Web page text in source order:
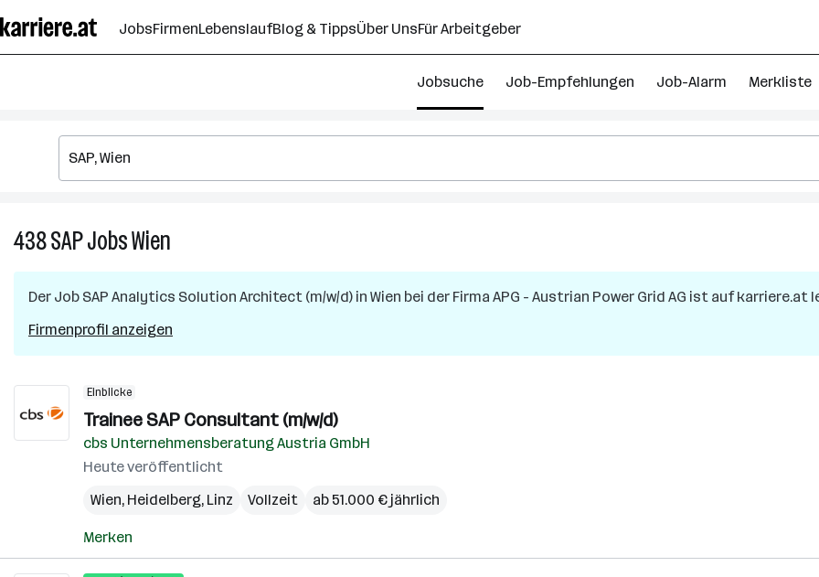
Seiteninhalt
springen
JobsFirmenLebenslaufBlog & TippsÜber UnsFür Arbeitgeber
Jobsuche Job-Empfehlungen Job-Alarm Merkliste
438SAPJobsWien
in
Wien
Der Job SAP Analytics Solution Architect (m/w/d) in Wien bei der Firma APG - Austrian Power Grid AG ist auf karriere.at
Firmenprofil anzeigen
Einblicke
Trainee SAP Consultant (m/w/d)
cbs Unternehmensberatung Austria GmbH
Heute veröffentlicht
Wien, Heidelberg, Linz Vollzeit ab 51.000 € jährlich
Merken